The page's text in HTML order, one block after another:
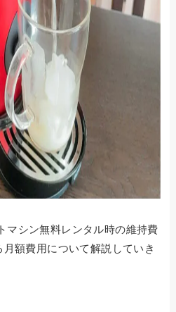
マシン無料レンタル時の維持費
額費用について解説していき